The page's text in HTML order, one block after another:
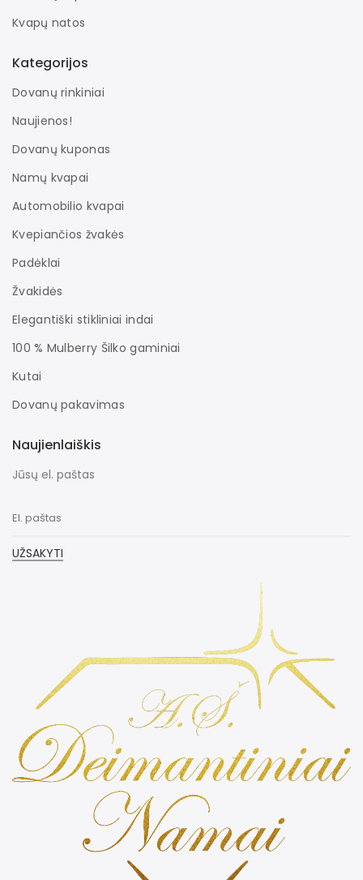
Kvapų natos
Kategorijos
Dovanų rinkiniai
Naujienos!
Dovanų kuponas
Namų kvapai
Automobilio kvapai
Kvepiančios žvakės
Padėklai
Žvakidės
Elegantiški stikliniai indai
100 % Mulberry Šilko gaminiai
Kutai
Dovanų pakavimas
Naujienlaiškis
Jūsų el. paštas